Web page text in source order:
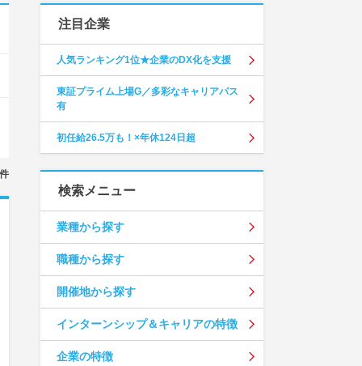
件
注目企業
人気ランキング1位★企業のDX化を支援
東証プライム上場G／多彩なキャリアパス
有
初任給26.5万も！×年休124日超
検索メニュー
業種から探す
職種から探す
開催地から探す
インターンシップ＆キャリアの特徴
企業の特徴